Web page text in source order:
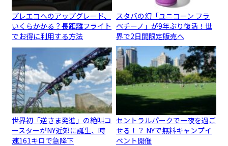
プレエコへのアップグレード、
いくらかかる？長距離フライト
でお得に利用する方法
スタバの幻「ユニコーン フラ
ペチーノ」が9年ぶり復活！世
界で2日間限定販売へ
世界初「逆さま発進」の絶叫コ
ースターがNY近郊に誕生、時
速161キロで急降下
セントラルパークで一夜を過ご
せる！？ NYで無料キャンプイ
ベント開催